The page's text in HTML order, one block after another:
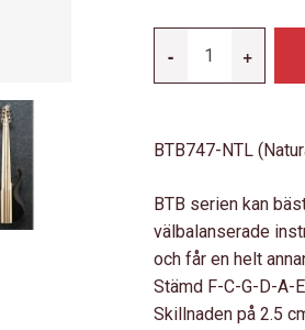
-
BTB747-
+
BTB747-NTL
BTB serien kan
välbalanserade
och får en helt
Stämd F-C-G-D-A-
Skillnaden på 2.5